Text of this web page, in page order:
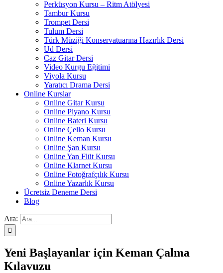
Perküsyon Kursu – Ritm Atölyesi
Tambur Kursu
Trompet Dersi
Tulum Dersi
Türk Müziği Konservatuarına Hazırlık Dersi
Ud Dersi
Caz Gitar Dersi
Video Kurgu Eğitimi
Viyola Kursu
Yaratıcı Drama Dersi
Online Kurslar
Online Gitar Kursu
Online Piyano Kursu
Online Bateri Kursu
Online Çello Kursu
Online Keman Kursu
Online Şan Kursu
Online Yan Flüt Kursu
Online Klarnet Kursu
Online Fotoğrafçılık Kursu
Online Yazarlık Kursu
Ücretsiz Deneme Dersi
Blog
Ara:
Yeni Başlayanlar için Keman Çalma
Kılavuzu